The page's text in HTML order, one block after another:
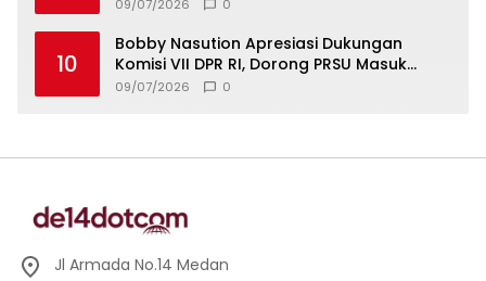
09/07/2026 0
10
Bobby Nasution Apresiasi Dukungan
Komisi VII DPR RI, Dorong PRSU Masuk
Kalender Event Nasional
09/07/2026 0
Jl Armada No.14 Medan